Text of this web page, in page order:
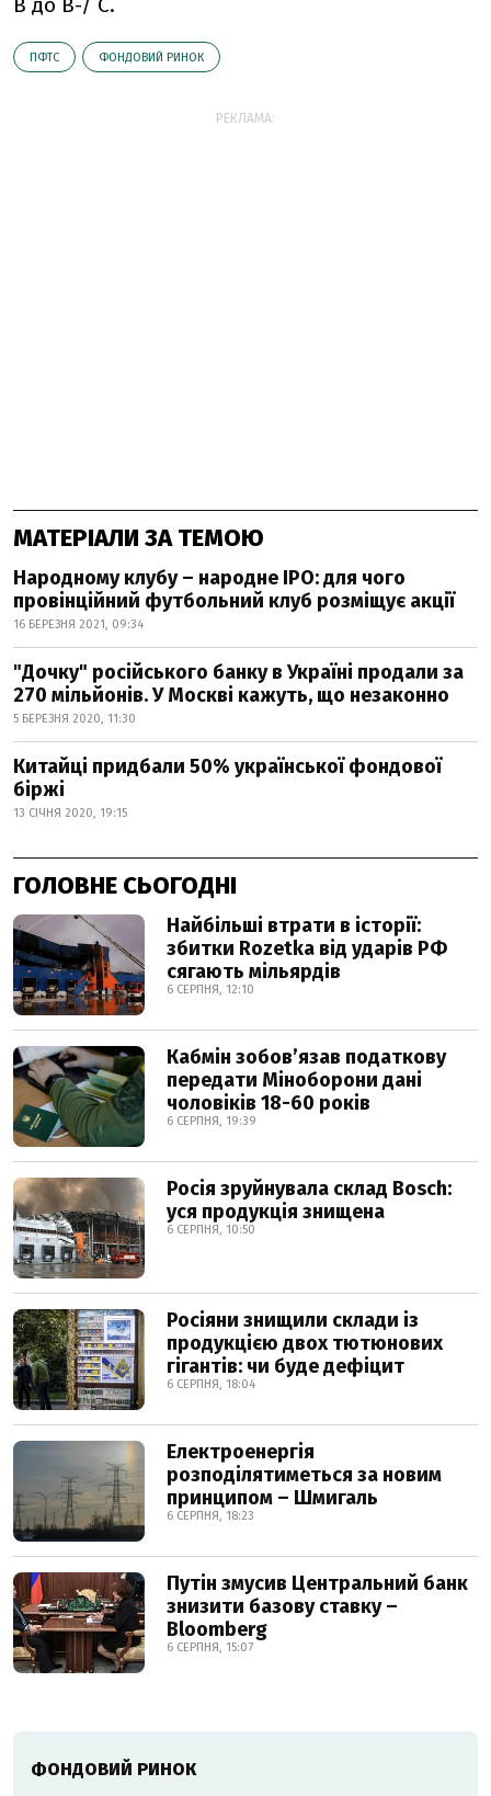
ПФТС ФОНДОВИЙ РИНОК
РЕКЛАМА:
МАТЕРІАЛИ ЗА ТЕМОЮ
Народному клубу – народне IPO: для чого
провінційний футбольний клуб розміщує акції
16 БЕРЕЗНЯ 2021, 09:34
"Дочку" російського банку в Україні продали за
270 мільйонів. У Москві кажуть, що незаконно
5 БЕРЕЗНЯ 2020, 11:30
Китайці придбали 50% української фондової
біржі
13 СІЧНЯ 2020, 19:15
ГОЛОВНЕ СЬОГОДНІ
Найбільші втрати в історії:
збитки Rozetka від ударів РФ
сягають мільярдів
6 СЕРПНЯ, 12:10
Кабмін зобовʼязав податкову
передати Міноборони дані
чоловіків 18-60 років
6 СЕРПНЯ, 19:39
Росія зруйнувала склад Bosch:
уся продукція знищена
6 СЕРПНЯ, 10:50
Росіяни знищили склади із
продукцією двох тютюнових
гігантів: чи буде дефіцит
6 СЕРПНЯ, 18:04
Електроенергія
розподілятиметься за новим
принципом – Шмигаль
6 СЕРПНЯ, 18:23
Путін змусив Центральний банк
знизити базову ставку –
Bloomberg
6 СЕРПНЯ, 15:07
ФОНДОВИЙ РИНОК